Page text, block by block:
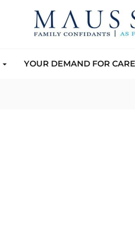
YOUR DEMAND FOR CARE